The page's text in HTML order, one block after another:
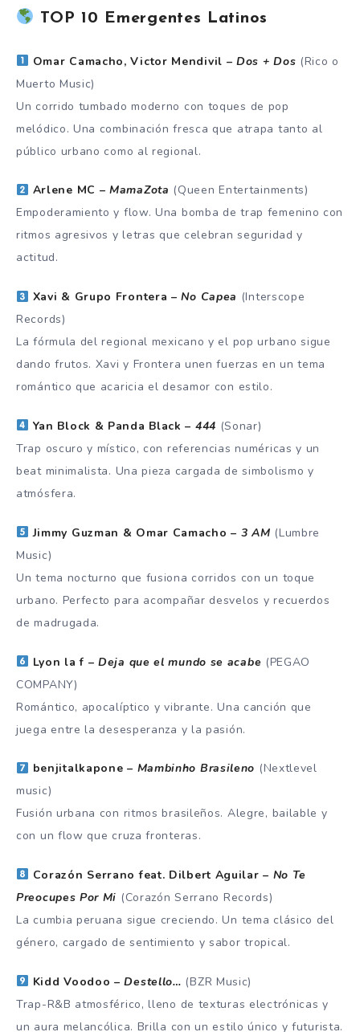
TOP 10 Emergentes Latinos
Omar Camacho, Victor Mendivil –Dos + Dos (Rico o
Muerto Music)
Un corrido tumbado moderno con toques de pop
melódico. Una combinación fresca que atrapa tanto al
público urbano como al regional.
Arlene MC –MamaZota (Queen Entertainments)
Empoderamiento y flow. Una bomba de trap femenino con
ritmos agresivos y letras que celebran seguridad y
actitud.
Xavi & Grupo Frontera –No Capea (Interscope
Records)
La fórmula del regional mexicano y el pop urbano sigue
dando frutos. Xavi y Frontera unen fuerzas en un tema
romántico que acaricia el desamor con estilo.
Yan Block & Panda Black – 444 (Sonar)
Trap oscuro y místico, con referencias numéricas y un
beat minimalista. Una pieza cargada de simbolismo y
atmósfera.
Jimmy Guzman & Omar Camacho – 3 AM (Lumbre
Music)
Un tema nocturno que fusiona corridos con un toque
urbano. Perfecto para acompañar desvelos y recuerdos
de madrugada.
Lyon la f –Deja que el mundo se acabe (PEGAO
COMPANY)
Romántico, apocalíptico y vibrante. Una canción que
juega entre la desesperanza y la pasión.
benjitalkapone – Mambinho Brasileno (Nextlevel
music)
Fusión urbana con ritmos brasileños. Alegre, bailable y
con un flow que cruza fronteras.
Corazón Serrano feat. Dilbert Aguilar – No Te
Preocupes Por Mi (Corazón Serrano Records)
La cumbia peruana sigue creciendo. Un tema clásico del
género, cargado de sentimiento y sabor tropical.
Kidd Voodoo –Destello… (BZR Music)
Trap-R&B atmosférico, lleno de texturas electrónicas y
un aura melancólica. Brilla con un estilo único y futurista.